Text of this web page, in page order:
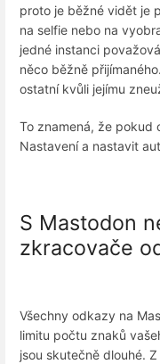
proto je běžné vidět je
na selfie nebo na
jedné instanci
něco běžně
ostatní kvůli jejímu
To znamená, že pokud
Nastavení a nastavit
S Mastodon
zkracovače
Všechny odkazy na
limitu počtu znaků
jsou skutečně dlouhé.